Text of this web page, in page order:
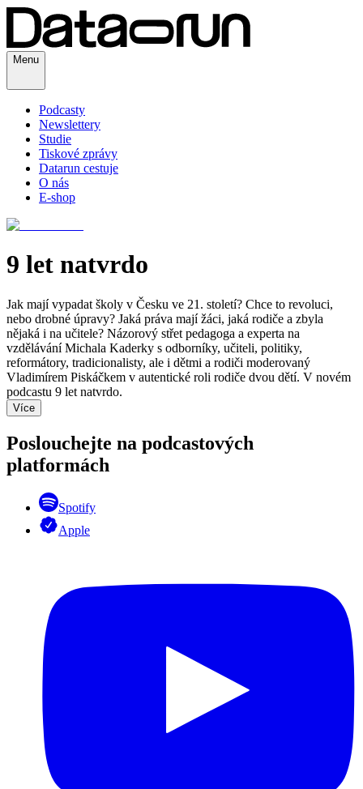
Menu
Podcasty
Newslettery
Studie
Tiskové zprávy
Datarun cestuje
O nás
E-shop
9 let natvrdo
Jak mají vypadat školy v Česku ve 21. století? Chce to revoluci,
nebo drobné úpravy? Jaká práva mají žáci, jaká rodiče a zbyla
nějaká i na učitele? Názorový střet pedagoga a experta na
vzdělávání Michala Kaderky s odborníky, učiteli, politiky,
reformátory, tradicionalisty, ale i dětmi a rodiči moderovaný
Vladimírem Piskáčkem v autentické roli rodiče dvou dětí. V novém
podcastu 9 let natvrdo.
Více
Poslouchejte na podcastových
platformách
Spotify
Apple